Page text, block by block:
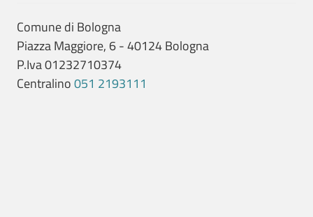
Comune di Bologna
Piazza Maggiore, 6 - 40124 Bologna
P.Iva 01232710374
Centralino051 2193111